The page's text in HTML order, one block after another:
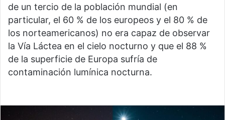
de un tercio de la población mundial (en
particular, el 60 % de los europeos y el 80 % de
los norteamericanos) no era capaz de observar
la Vía Láctea en el cielo nocturno y que el 88 %
de la superficie de Europa sufría de
contaminación lumínica nocturna.